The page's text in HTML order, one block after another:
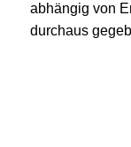
abhängig von
durchaus